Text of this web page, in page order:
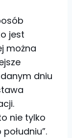
jest
można
dniu
nie tylko